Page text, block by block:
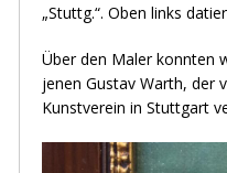
„Stuttg.“. Oben links
Über den Maler konnten
jenen Gustav Warth, der
Kunstverein in Stuttgart